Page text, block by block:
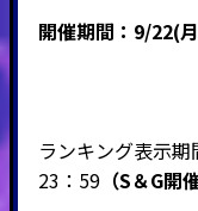
開催期間：9/22(
ランキング表示期
23：59（S＆G開